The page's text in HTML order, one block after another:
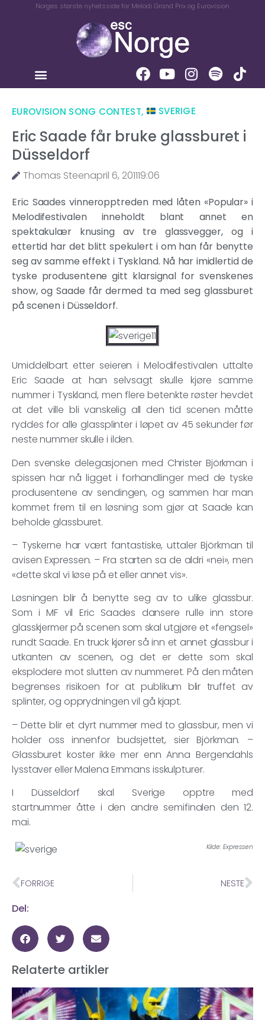
Norges største nyhetsside for Melodi Grand Prix og Eurovision
EUROVISION SONG CONTEST, SVERIGE
Eric Saade får bruke glassburet i
Düsseldorf
Thomas Steenapril 6, 201119:06
Eric Saades vinneropptreden med låten «Popular» i
Melodifestivalen inneholdt blant annet en
spektakulær knusing av tre glassvegger, og i
ettertid har det blitt spekulert i om han får benytte
seg av samme effekt i Tyskland. Nå har imidlertid de
tyske produsentene gitt klarsignal for svenskenes
show, og Saade får dermed ta med seg glassburet
på scenen i Düsseldorf.
Umiddelbart etter seieren i Melodifestivalen uttalte
Eric Saade at han selvsagt skulle kjøre samme
nummer i Tyskland, men flere betenkte røster hevdet
at det ville bli vanskelig all den tid scenen måtte
ryddes for alle glassplinter i løpet av 45 sekunder før
neste nummer skulle i ilden.
Den svenske delegasjonen med Christer Björkman i
spissen har nå ligget i forhandlinger med de tyske
produsentene av sendingen, og sammen har man
kommet frem til en løsning som gjør at Saade kan
beholde glassburet.
– Tyskerne har vært fantastiske, uttaler Björkman til
avisen Expressen. – Fra starten sa de aldri «nei», men
«dette skal vi løse på et eller annet vis».
Løsningen blir å benytte seg av to ulike glassbur.
Som i MF vil Eric Saades dansere rulle inn store
glasskjermer på scenen som skal utgjøre et «fengsel»
rundt Saade. En truck kjører så inn et annet glassbur i
utkanten av scenen, og det er dette som skal
eksplodere mot slutten av nummeret. På den måten
begrenses risikoen for at publikum blir truffet av
splinter, og opprydningen vil gå kjapt.
– Dette blir et dyrt nummer med to glassbur, men vi
holder oss innenfor budsjettet, sier Björkman. –
Glassburet koster ikke mer enn Anna Bergendahls
lysstaver eller Malena Ernmans isskulpturer.
I Düsseldorf skal Sverige opptre med
startnummer åtte i den andre semifinalen den 12.
mai.
Kilde: Expressen
FORRIGE NESTE
Del:
Relaterte artikler